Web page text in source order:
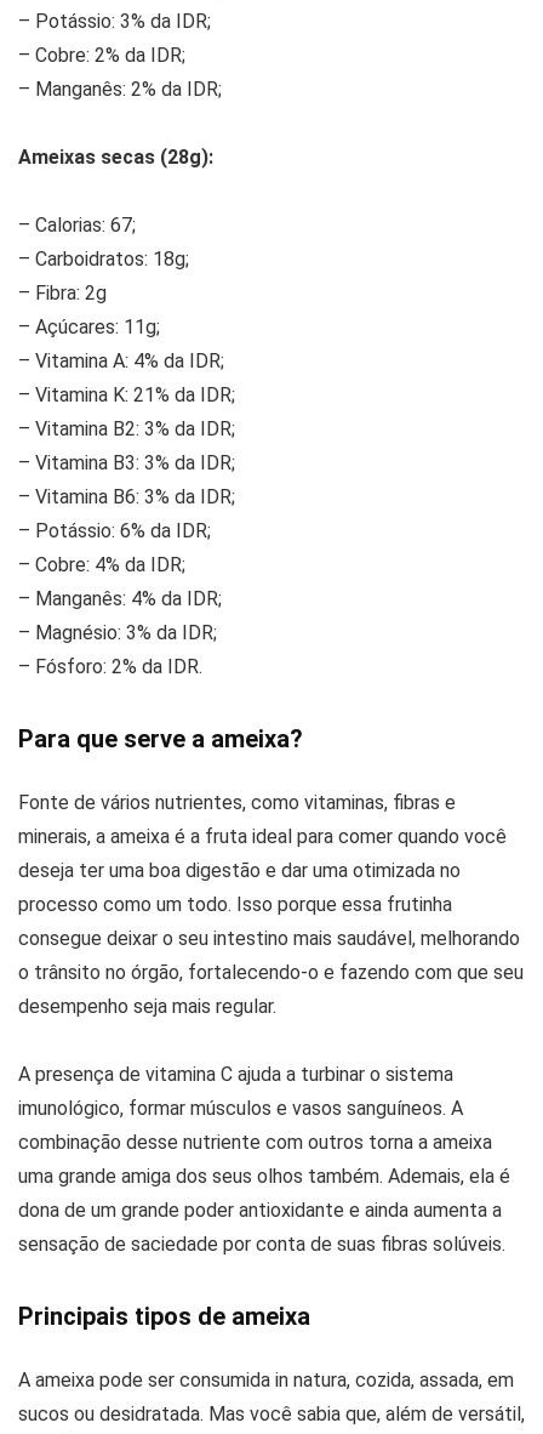
– Potássio: 3% da IDR;
– Cobre: 2% da IDR;
– Manganês: 2% da IDR;
Ameixas secas (28g):
– Calorias: 67;
– Carboidratos: 18g;
– Fibra: 2g
– Açúcares: 11g;
– Vitamina A: 4% da IDR;
– Vitamina K: 21% da IDR;
– Vitamina B2: 3% da IDR;
– Vitamina B3: 3% da IDR;
– Vitamina B6: 3% da IDR;
– Potássio: 6% da IDR;
– Cobre: 4% da IDR;
– Manganês: 4% da IDR;
– Magnésio: 3% da IDR;
– Fósforo: 2% da IDR.
Para que serve a ameixa?
Fonte de vários nutrientes, como vitaminas, fibras e
minerais, a ameixa é a fruta ideal para comer quando você
deseja ter uma boa digestão e dar uma otimizada no
processo como um todo. Isso porque essa frutinha
consegue deixar o seu intestino mais saudável, melhorando
o trânsito no órgão, fortalecendo-o e fazendo com que seu
desempenho seja mais regular.
A presença de vitamina C ajuda a turbinar o sistema
imunológico, formar músculos e vasos sanguíneos. A
combinação desse nutriente com outros torna a ameixa
uma grande amiga dos seus olhos também. Ademais, ela é
dona de um grande poder antioxidante e ainda aumenta a
sensação de saciedade por conta de suas fibras solúveis.
Principais tipos de ameixa
A ameixa pode ser consumida in natura, cozida, assada, em
sucos ou desidratada. Mas você sabia que, além de versátil,